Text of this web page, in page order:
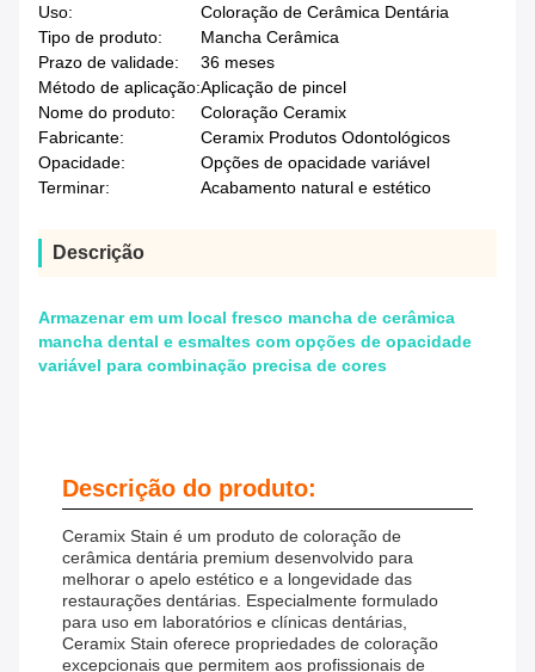
Uso:
Coloração de Cerâmica Dentária
Tipo de produto:
Mancha Cerâmica
Prazo de validade:
36 meses
Método de aplicação:Aplicação de pincel
Nome do produto:
Coloração Ceramix
Fabricante:
Ceramix Produtos Odontológicos
Opacidade:
Opções de opacidade variável
Terminar:
Acabamento natural e estético
Descrição
Armazenar em um local fresco mancha de cerâmica
mancha dental e esmaltes com opções de opacidade
variável para combinação precisa de cores
Descrição do produto:
Ceramix Stain é um produto de coloração de
cerâmica dentária premium desenvolvido para
melhorar o apelo estético e a longevidade das
restaurações dentárias. Especialmente formulado
para uso em laboratórios e clínicas dentárias,
Ceramix Stain oferece propriedades de coloração
excepcionais que permitem aos profissionais de